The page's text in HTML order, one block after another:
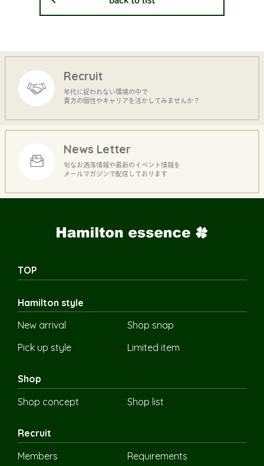
Recruit
年代に捉われない環境の中で
貴方の個性やキャリアを活かしてみませんか？
News Letter
旬なお洒落情報や最新のイベント情報を
メールマガジンで配信しております
TOP
Hamilton style
New arrival
Shop snap
Pick up style
Limited item
Shop
Shop concept
Shop list
Recruit
Members
Requirements